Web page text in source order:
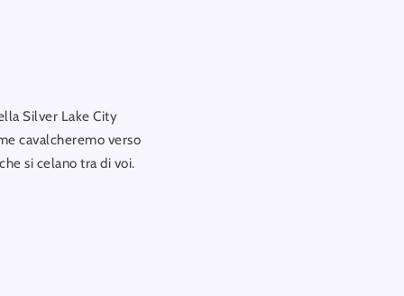
Silver Lake City
cavalcheremo verso
si celano tra di voi.